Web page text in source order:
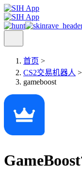
首页 >
CS2交易机器人 >
gameboost